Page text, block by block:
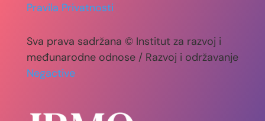
Pravila Privatnosti
Sva prava sadržana © Institut za razvoj i
međunarodne odnose / Razvoj i održavanje
Negactive